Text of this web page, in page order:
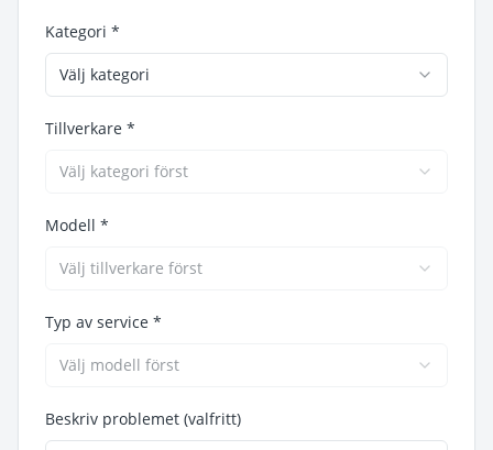
Kategori *
Välj kategori
Tillverkare *
Välj kategori först
Modell *
Välj tillverkare först
Typ av service *
Välj modell först
Beskriv problemet (valfritt)